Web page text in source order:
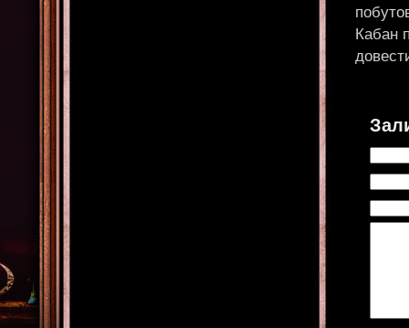
Кабан